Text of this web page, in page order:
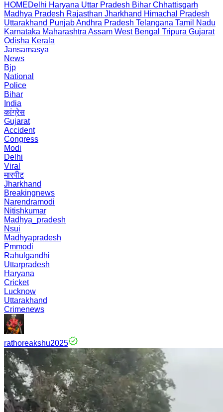
HOMEDelhi Haryana Uttar Pradesh Bihar Chhattisgarh
Madhya Pradesh Rajasthan Jharkhand Himachal Pradesh
Uttarakhand PunjabAndhra Pradesh Telangana Tamil Nadu
Karnataka Maharashtra Assam West Bengal Tripura Gujarat
Odisha Kerala
Jansamasya
News
Bjp
National
Police
Bihar
India
कांग्रेस
Gujarat
Accident
Congress
Modi
Delhi
Viral
मारपीट
Jharkhand
Breakingnews
Narendramodi
Nitishkumar
Madhya_pradesh
Nsui
Madhyapradesh
Pmmodi
Rahulgandhi
Uttarpradesh
Haryana
Cricket
Lucknow
Uttarakhand
Crimenews
rathoreakshu2025